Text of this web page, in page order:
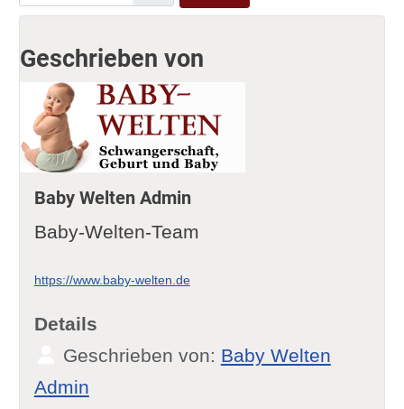
Geschrieben von
Baby Welten Admin
Baby-Welten-Team
https://www.baby-welten.de
Details
Geschrieben von: Baby Welten
Admin